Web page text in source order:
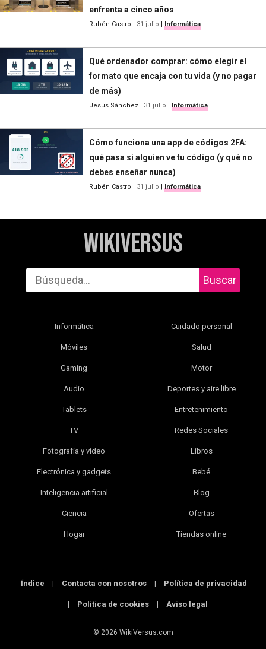
enfrenta a cinco años
Rubén Castro | 31 julio | Informática
Qué ordenador comprar: cómo elegir el
formato que encaja con tu vida (y no pagar
de más)
Jesús Sánchez | 31 julio | Informática
Cómo funciona una app de códigos 2FA:
qué pasa si alguien ve tu código (y qué no
debes enseñar nunca)
Rubén Castro | 31 julio | Informática
WikiVersus
Buscar
Informática
Móviles
Gaming
Audio
Tablets
TV
Fotografía y vídeo
Electrónica y gadgets
Inteligencia artificial
Ciencia
Hogar
Cuidado personal
Salud
Motor
Deportes y aire libre
Entretenimiento
Redes Sociales
Libros
Bebé
Blog
Ofertas
Tiendas online
Índice | Contacta con nosotros | Política de privacidad
| Política de cookies | Aviso legal
© 2026 WikiVersus.com